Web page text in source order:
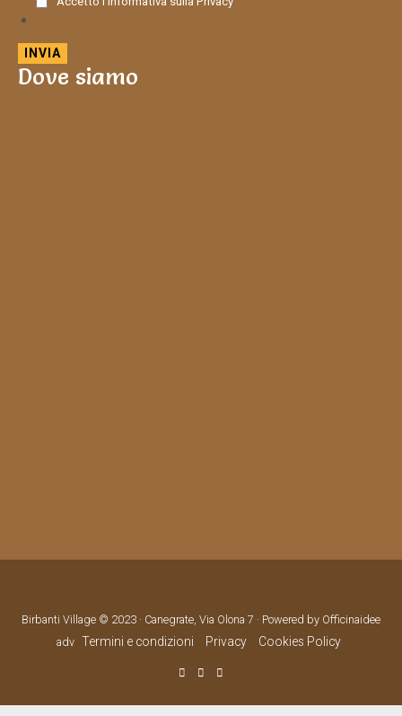
Dove siamo
Birbanti Village © 2023 · Canegrate, Via Olona 7 · Powered by Officinaidee
adv Termini e condizioni Privacy Cookies Policy